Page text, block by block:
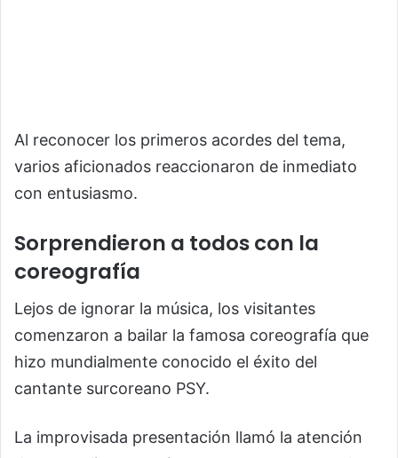
Al reconocer los primeros acordes del tema,
varios aficionados reaccionaron de inmediato
con entusiasmo.
Sorprendieron a todos con la
coreografía
Lejos de ignorar la música, los visitantes
comenzaron a bailar la famosa coreografía que
hizo mundialmente conocido el éxito del
cantante surcoreano PSY.
La improvisada presentación llamó la atención